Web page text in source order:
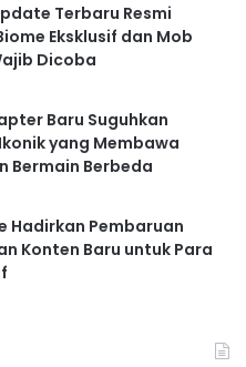
Terbaru Resmi
Eksklusif dan Mob
Dicoba
Baru Suguhkan
yang Membawa
Bermain Berbeda
Hadirkan Pembaruan
Konten Baru untuk Para